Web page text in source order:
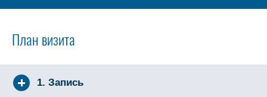
План визита
1. Запись